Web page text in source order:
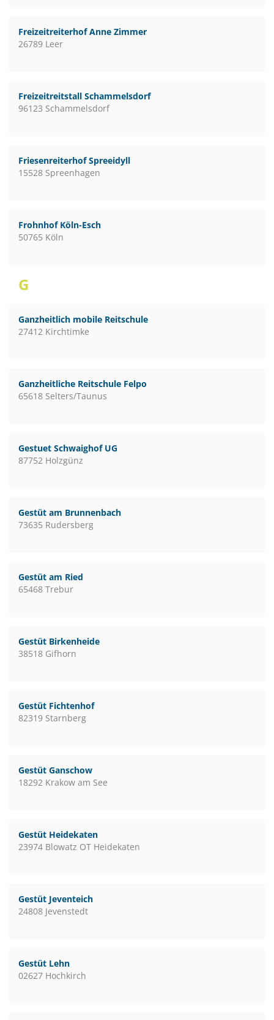
Freizeitreiterhof Anne Zimmer
26789 Leer
Freizeitreitstall Schammelsdorf
96123 Schammelsdorf
Friesenreiterhof Spreeidyll
15528 Spreenhagen
Frohnhof Köln-Esch
50765 Köln
G
Ganzheitlich mobile Reitschule
27412 Kirchtimke
Ganzheitliche Reitschule Felpo
65618 Selters/Taunus
Gestuet Schwaighof UG
87752 Holzgünz
Gestüt am Brunnenbach
73635 Rudersberg
Gestüt am Ried
65468 Trebur
Gestüt Birkenheide
38518 Gifhorn
Gestüt Fichtenhof
82319 Starnberg
Gestüt Ganschow
18292 Krakow am See
Gestüt Heidekaten
23974 Blowatz OT Heidekaten
Gestüt Jeventeich
24808 Jevenstedt
Gestüt Lehn
02627 Hochkirch